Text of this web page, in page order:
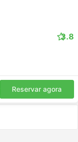
3.8
Reservar agora